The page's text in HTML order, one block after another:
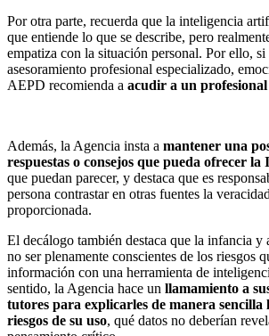
Por otra parte, recuerda que la inteligencia
que entiende lo que se describe, pero
empatiza con la situación personal. Por ello, si
asesoramiento profesional especializado,
AEPD recomienda a acudir a un
Además, la Agencia insta a mantener una
respuestas o consejos que pueda ofrecer la
que puedan parecer, y destaca que es
persona contrastar en otras fuentes la
proporcionada.
El decálogo también destaca que la infancia y
no ser plenamente conscientes de los riesgos
información con una herramienta de
sentido, la Agencia hace un llamamiento a
tutores para explicarles de manera sencilla
riesgos de su uso, qué datos no deberían